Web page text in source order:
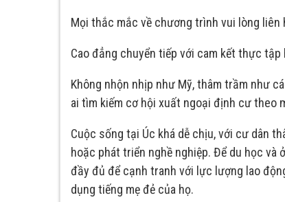
Mọi thắc mắc về chương trình vui lòng
Cao đẳng chuyển tiếp với cam kết thực tập
Không nhộn nhịp như Mỹ, thâm trầm như
ai tìm kiếm cơ hội xuất ngoại định cư theo
Cuộc sống tại Úc khá dễ chịu, với cư dân
hoặc phát triển nghề nghiệp. Để du học và
đầy đủ để cạnh tranh với lực lượng lao
dụng tiếng mẹ đẻ của họ.